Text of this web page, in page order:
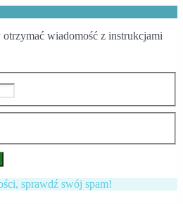
wiadomość z instrukcjami
sprawdź swój spam!